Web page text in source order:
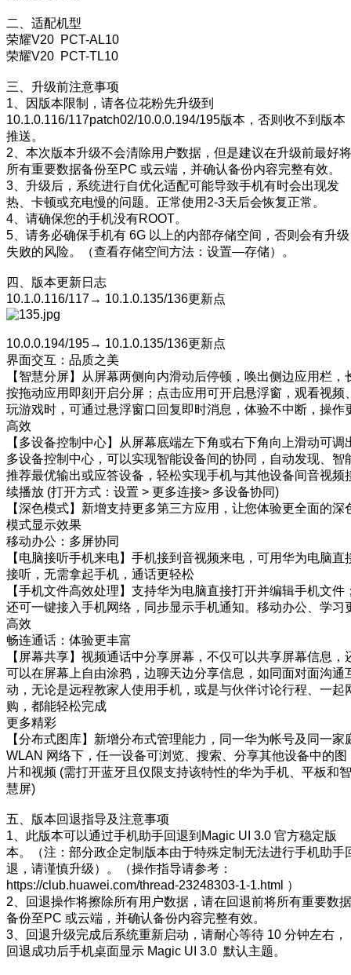
二、适配机型
荣耀V20 PCT-AL10
荣耀V20 PCT-TL10
三、升级前注意事项
1、因版本限制，请各位花粉先升级到
10.1.0.116/117patch02/10.0.0.194/195版本，否则收不到版本
推送。
2、本次版本升级不会清除用户数据，但是建议在升级前最好将
所有重要数据备份至PC 或云端，并确认备份内容完整有效。
3、升级后，系统进行自优化适配可能导致手机有时会出现发
热、卡顿或充电慢的问题。正常使用2-3天后会恢复正常。
4、请确保您的手机没有ROOT。
5、请务必确保手机有 6G 以上的内部存储空间，否则会有升级
失败的风险。（查看存储空间方法：设置—存储）。
四、版本更新日志
10.1.0.116/117→ 10.1.0.135/136更新点
10.0.0.194/195→ 10.1.0.135/136更新点
界面交互：品质之美
【智慧分屏】从屏幕两侧向内滑动后停顿，唤出侧边应用栏，
按拖动应用即刻开启分屏；点击应用可开启悬浮窗，观看视频
玩游戏时，可通过悬浮窗口回复即时消息，体验不中断，操作
高效
【多设备控制中心】从屏幕底端左下角或右下角向上滑动可调
多设备控制中心，可以实现智能设备间的协同，自动发现、智
推荐最优输出或应答设备，轻松实现手机与其他设备间音视频
续播放 (打开方式：设置 > 更多连接> 多设备协同)
【深色模式】新增支持更多第三方应用，让您体验更全面的深
模式显示效果
移动办公：多屏协同
【电脑接听手机来电】手机接到音视频来电，可用华为电脑直
接听，无需拿起手机，通话更轻松
【手机文件高效处理】支持华为电脑直接打开并编辑手机文件
还可一键接入手机网络，同步显示手机通知。移动办公、学习
高效
畅连通话：体验更丰富
【屏幕共享】视频通话中分享屏幕，不仅可以共享屏幕信息，
可以在屏幕上自由涂鸦，边聊天边分享信息，如同面对面沟通
动，无论是远程教家人使用手机，或是与伙伴讨论行程、一起
购，都能轻松完成
更多精彩
【分布式图库】新增分布式管理能力，同一华为帐号及同一家
WLAN 网络下，任一设备可浏览、搜索、分享其他设备中的图
片和视频 (需打开蓝牙且仅限支持该特性的华为手机、平板和智
慧屏)
五、版本回退指导及注意事项
1、此版本可以通过手机助手回退到Magic UI 3.0 官方稳定版
本。（注：部分政企定制版本由于特殊定制无法进行手机助手
退，请谨慎升级）。（操作指导请参考：
https://club.huawei.com/thread-23248303-1-1.html ）
2、回退操作将擦除所有用户数据，请在回退前将所有重要数据
备份至PC 或云端，并确认备份内容完整有效。
3、回退升级完成后系统重新启动，请耐心等待 10 分钟左右，
回退成功后手机桌面显示 Magic UI 3.0 默认主题。